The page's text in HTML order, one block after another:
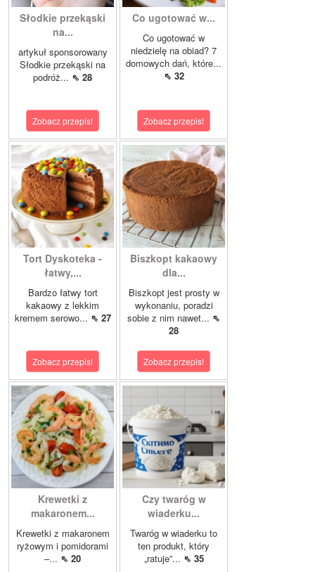
Słodkie przekąski
na...
artykuł sponsorowany
Słodkie przekąski na
podróż... ⇖ 28
Zobacz przepis!
Co ugotować w...
Co ugotować w
niedzielę na obiad? 7
domowych dań, które...
⇖ 32
Zobacz przepis!
Tort Dyskoteka -
łatwy,...
Bardzo łatwy tort
kakaowy z lekkim
kremem serowo... ⇖ 27
Zobacz przepis!
Biszkopt kakaowy
dla...
Biszkopt jest prosty w
wykonaniu, poradzi
sobie z nim nawet... ⇖
28
Zobacz przepis!
Krewetki z
makaronem...
Krewetki z makaronem
ryżowym i pomidorami
–... ⇖ 20
Czy twaróg w
wiaderku...
Twaróg w wiaderku to
ten produkt, który
„ratuje”... ⇖ 35